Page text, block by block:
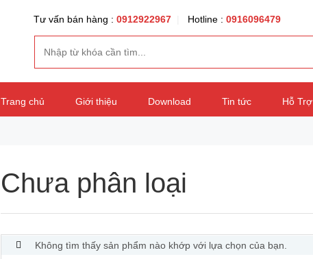
Tư vấn bán hàng : 0912922967| Hotline : 0916096479
Trang chủ Giới thiệu Download Tin tức Hỗ Trợ
Chưa phân loại
Không tìm thấy sản phẩm nào khớp với lựa chọn của bạn.